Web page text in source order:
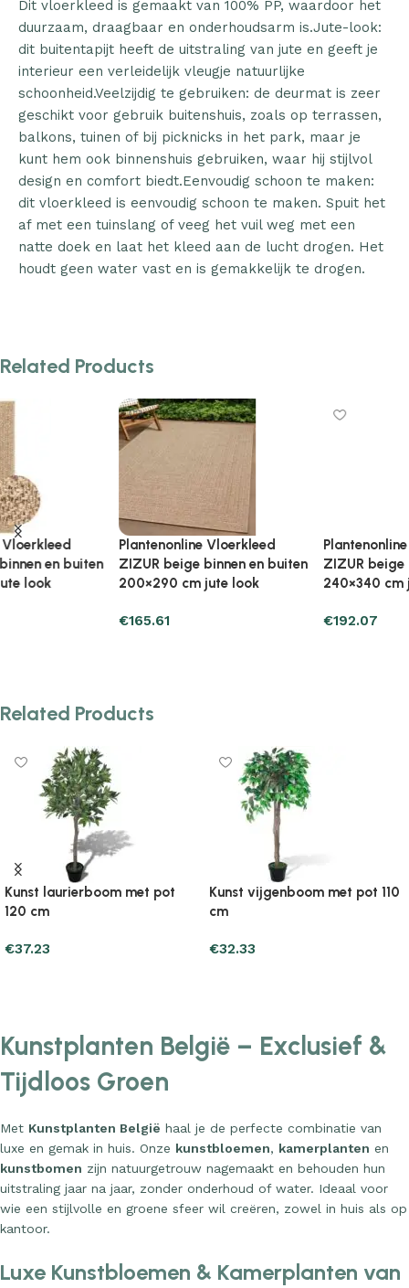
Dit vloerkleed is gemaakt van 100% PP, waardoor het
duurzaam, draagbaar en onderhoudsarm is.Jute-look:
dit buitentapijt heeft de uitstraling van jute en geeft je
interieur een verleidelijk vleugje natuurlijke
schoonheid.Veelzijdig te gebruiken: de deurmat is zeer
geschikt voor gebruik buitenshuis, zoals op terrassen,
balkons, tuinen of bij picknicks in het park, maar je
kunt hem ook binnenshuis gebruiken, waar hij stijlvol
design en comfort biedt.Eenvoudig schoon te maken:
dit vloerkleed is eenvoudig schoon te maken. Spuit het
af met een tuinslang of veeg het vuil weg met een
natte doek en laat het kleed aan de lucht drogen. Het
houdt geen water vast en is gemakkelijk te drogen.
Related Products
Plantenonline Vloerkleed
ZIZUR beige binnen en buiten
240×340 cm jute look
Plantenonline Vloerkleed
ZIZUR binnen en buiten
100×200 cm jute look
Related Products
pot
Kunst vijgenboom met pot 110
Kunst vijgenboom
Kunstplanten België – Exclusief &
Tijdloos Groen
Met Kunstplanten België haal je de perfecte combinatie van
luxe en gemak in huis. Onze kunstbloemen, kamerplanten en
kunstbomen zijn natuurgetrouw nagemaakt en behouden hun
uitstraling jaar na jaar, zonder onderhoud of water. Ideaal voor
wie een stijlvolle en groene sfeer wil creëren, zowel in huis als op
kantoor.
Luxe Kunstbloemen & Kamerplanten van